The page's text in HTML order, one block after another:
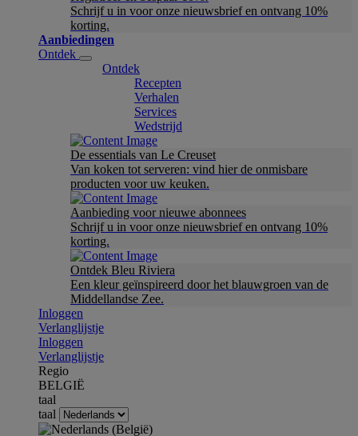
Schrijf u in voor onze nieuwsbrief en ontvang 10%
korting.
Aanbiedingen
Ontdek
Ontdek
Recepten
Verhalen
Services
Wedstrijd
De essentials van Le Creuset
Van koken tot serveren: vind hier de onmisbare
producten voor uw keuken.
Aanbieding voor nieuwe abonnees
Schrijf u in voor onze nieuwsbrief en ontvang 10%
korting.
Ontdek Bleu Riviera
Een kleur geïnspireerd door het blauwgroen van de
Middellandse Zee.
Inloggen
Verlanglijstje
Inloggen
Verlanglijstje
Regio
BELGIË
taal
taal